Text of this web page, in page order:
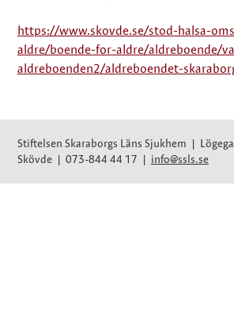
https://www.skovde.se/stod-halsa-
aldre/boende-for-aldre/aldreboende/
aldreboenden2/aldreboendet-
Stiftelsen Skaraborgs Läns Sjukhem |
Skövde | 073-844 44 17 | info@ssls.se